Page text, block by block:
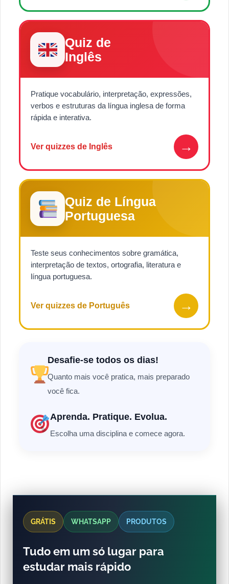
Quiz de
Inglês
Pratique vocabulário, interpretação, expressões,
verbos e estruturas da língua inglesa de forma
rápida e interativa.
Ver quizzes de Inglês →
Quiz de Língua
Portuguesa
Teste seus conhecimentos sobre gramática,
interpretação de textos, ortografia, literatura e
língua portuguesa.
Ver quizzes de Português →
Desafie-se todos os dias!
Quanto mais você pratica, mais preparado
você fica.
Aprenda. Pratique. Evolua.
Escolha uma disciplina e comece agora.
GRÁTIS WHATSAPP PRODUTOS
Tudo em um só lugar para
estudar mais rápido